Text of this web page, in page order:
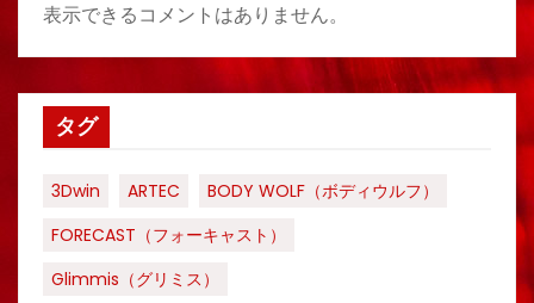
表示できるコメントはありません。
タグ
3Dwin ARTEC
BODY WOLF（ボディウルフ）
FORECAST（フォーキャスト）
Glimmis（グリミス）